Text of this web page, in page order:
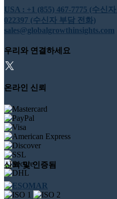
USA : +1 (855) 467-7775 (수신
022397 (수신자 부담 전화)
sales@globalgrowthinsights.com
우리와 연결하세요
온라인 신뢰
신뢰 및 인증됨